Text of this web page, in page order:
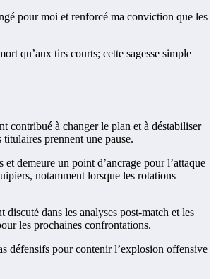
pour moi et renforcé ma conviction que les
qu’aux tirs courts; cette sagesse simple
contribué à changer le plan et à déstabiliser
prennent une pause.
demeure un point d’ancrage pour l’attaque
notamment lorsque les rotations
dans les analyses post-match et les
les prochaines confrontations.
défensifs pour contenir l’explosion offensive